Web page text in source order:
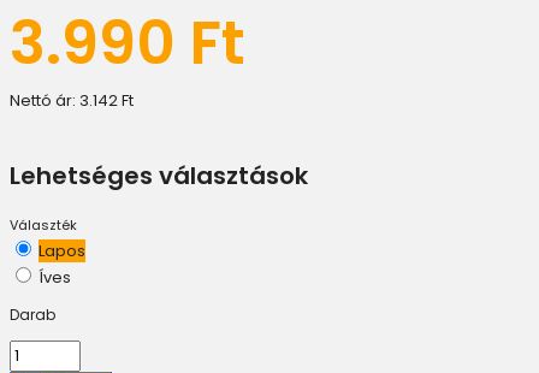
3.990 Ft
Nettó ár: 3.142 Ft
Lehetséges választások
Választék
Lapos
Íves
Darab